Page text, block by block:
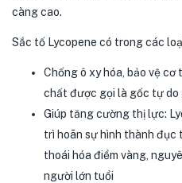
càng cao.
Sắc tố Lycopene có trong các
Chống ô xy hóa, bảo vệ cơ
chất được gọi là gốc tự do
Giúp tăng cường thị lực:
trì hoãn sự hình thành đục
thoái hóa điểm vàng,
người lớn tuổi